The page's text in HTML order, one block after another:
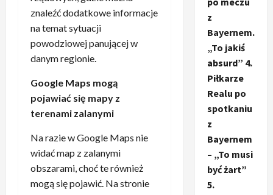
znaleźć dodatkowe informacje
na temat sytuacji
powodziowej panującej w
danym regionie.
Google Maps mogą
pojawiać się mapy z
terenami zalanymi
Na razie w Google Maps nie
widać map z zalanymi
obszarami, choć te również
mogą się pojawić. Na stronie
z
Bayernem.
„To jakiś
absurd” 4.
Piłkarze
Realu po
spotkaniu
z
Bayernem
– „To musi
być żart”
5.